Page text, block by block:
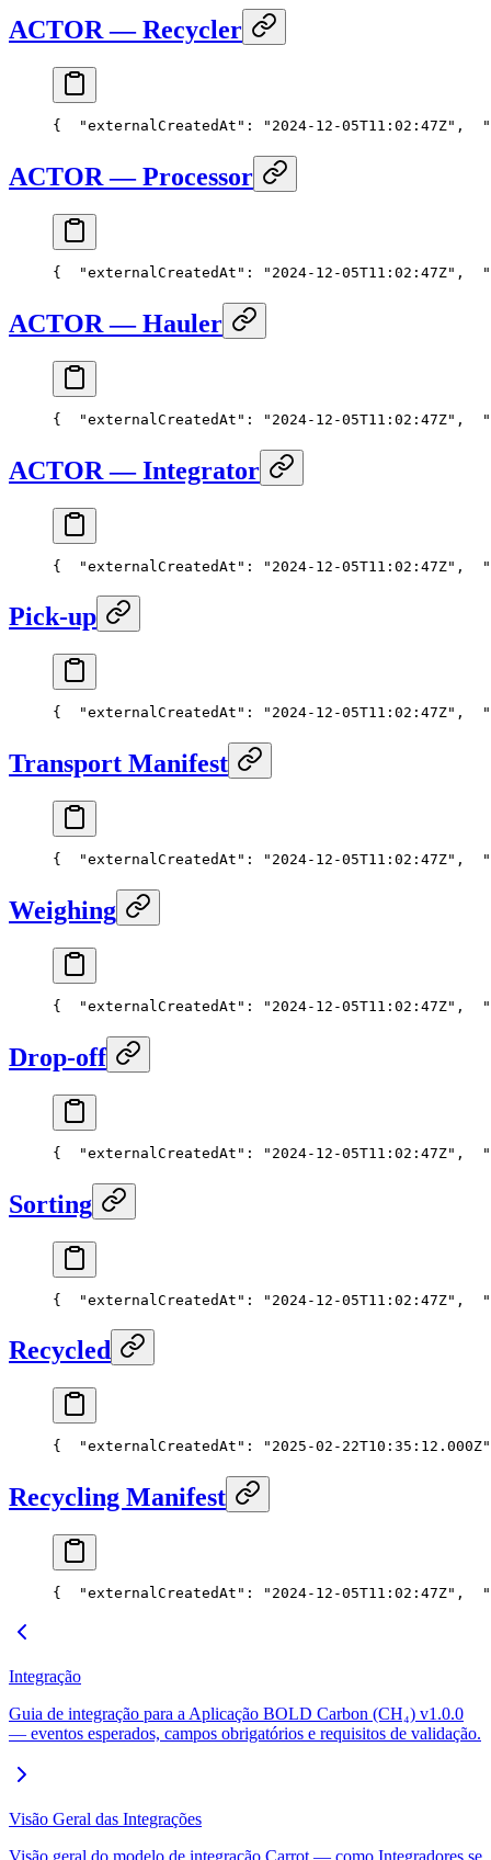
ACTOR — Recycler
{
  "externalCreatedAt": "2024-12-05T11:02:47Z",
ACTOR — Processor
{
  "externalCreatedAt": "2024-12-05T11:02:47Z",
ACTOR — Hauler
{
  "externalCreatedAt": "2024-12-05T11:02:47Z",
ACTOR — Integrator
{
  "externalCreatedAt": "2024-12-05T11:02:47Z",
Pick-up
{
  "externalCreatedAt": "2024-12-05T11:02:47Z",
Transport Manifest
{
  "externalCreatedAt": "2024-12-05T11:02:47Z",
Weighing
{
  "externalCreatedAt": "2024-12-05T11:02:47Z",
Drop-off
{
  "externalCreatedAt": "2024-12-05T11:02:47Z",
Sorting
{
  "externalCreatedAt": "2024-12-05T11:02:47Z",
Recycled
{
"externalCreatedAt": "2025-02-
Recycling Manifest
{
  "externalCreatedAt": "2024-12-05T11:02:47Z",
Integração
Guia de integração para a Aplicação BOLD Carbon (CH₄) v1.0.0
— eventos esperados, campos obrigatórios e requisitos de validação.
Visão Geral das Integrações